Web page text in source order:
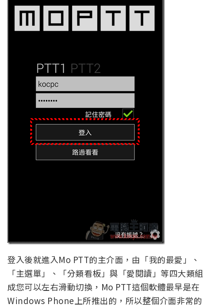
登入後就進入Mo PTT的主介面，由「我的最愛」、
「主選單」、「分類看板」與「愛閱讀」等四大類組
成您可以左右滑動切換，Mo PTT這個軟體最早是在
Windows Phone上所推出的，所以整個介面非常的